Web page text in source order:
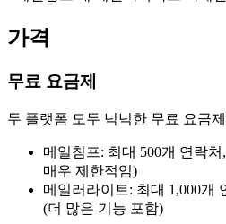
가격
무료 요금제
두 플랫폼 모두 넉넉한 무료 요금
메일침프: 최대 500개 연락처
매우 제한적임)
메일러라이트: 최대 1,000개
(더 많은 기능 포함)